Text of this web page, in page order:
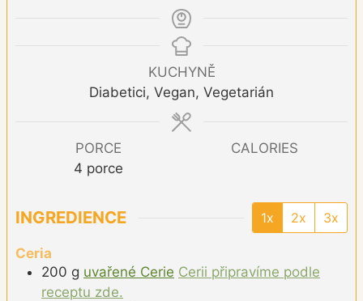
KUCHYNĚ
Diabetici, Vegan, Vegetarián
PORCE
4 porce
CALORIES
INGREDIENCE 1x 2x 3x
Ceria
200 g uvařené Cerie Cerii připravíme podle
receptu zde.